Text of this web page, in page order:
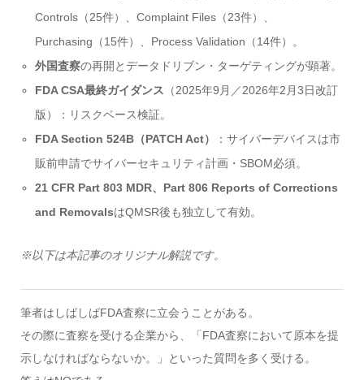
Controls（25件）、Complaint Files（23件）、
Purchasing（15件）、Process Validation（14件）。
外国査察の再開とデータドリブン・ターゲティングが顕著。
FDA CSA最終ガイダンス （2025年9月／2026年2月3日改訂
版）：リスクベース検証。
FDA Section 524B（PATCH Act）
：サイバーデバイスは市
販前申請でサイバーセキュリティ計画・SBOM必須。
21 CFR Part 803 MDR、Part 806 Reports of Corrections
and RemovalsはQMSR後も独立して有効。
※以下は本記事のオリジナル解説です。
筆者はしばしばFDA査察に立会うことがある。
その際に査察を受ける企業から、「FDA査察において原本を提
示しなければならないか。」といった質問を多く受ける。